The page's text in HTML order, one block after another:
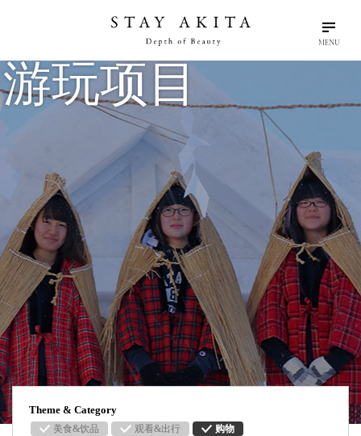
MENU
search 输入关键字 language
规划旅程
游客纪事
探索秋田
游玩项目
隐私策略
网站政策
游玩项目
Theme & Category
美食&饮品 观看&出行
购物